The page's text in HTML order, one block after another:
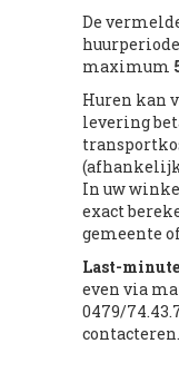
De
maximum
Huren kan
levering
In uw
exact
gemeente
Last-minute
even via
0479/
contacteren.